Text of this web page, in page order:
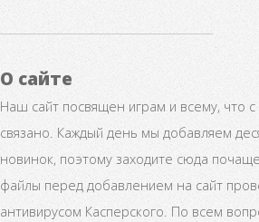
О сайте
Наш сайт посвящен играм и всему, что
связано. Каждый день мы добавляем
новинок, поэтому заходите сюда
файлы перед добавлением на сайт
антивирусом Касперского. По всем